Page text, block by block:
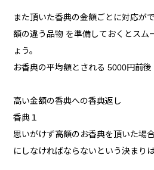
また頂いた香典の金額ごとに対応が
額の違う品物 を準備しておくとスム
ょう。
お香典の平均額とされる 5000円前後
高い金額の香典への香典返し
香典１
思いがけず高額のお香典を頂いた場
にしなければならないという決まり